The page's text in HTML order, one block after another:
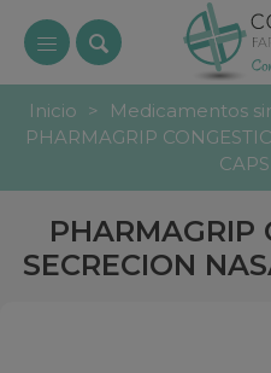
Inicio > Medicamentos
PHARMAGRIP
PHARMAGRIP
SECRECION